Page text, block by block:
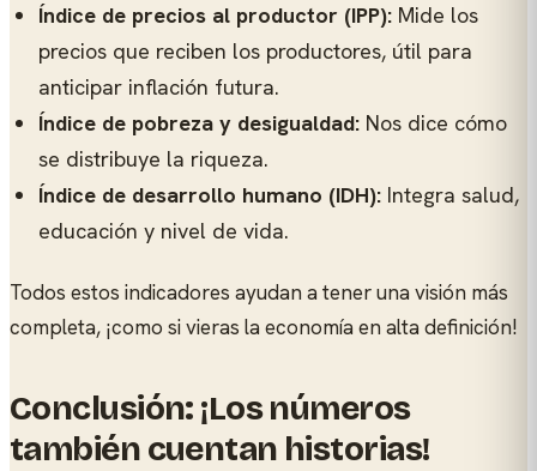
Índice de precios al productor (IPP): Mide los
precios que reciben los productores, útil para
anticipar inflación futura.
Índice de pobreza y desigualdad: Nos dice cómo
se distribuye la riqueza.
Índice de desarrollo humano (IDH): Integra salud,
educación y nivel de vida.
Todos estos indicadores ayudan a tener una visión más
completa, ¡como si vieras la economía en alta definición!
Conclusión: ¡Los números
también cuentan historias!